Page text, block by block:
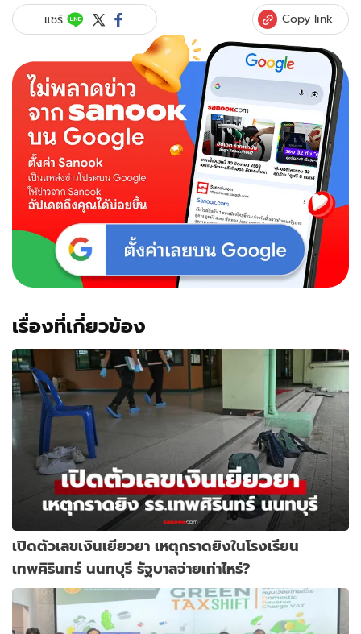
แชร์ Copy link
เรื่องที่เกี่ยวข้อง
เปิดตัวเลขเงินเยียวยา เหตุกราดยิงในโรงเรียน
เทพศิรินทร์ นนทบุรี รัฐบาลจ่ายเท่าไหร่?